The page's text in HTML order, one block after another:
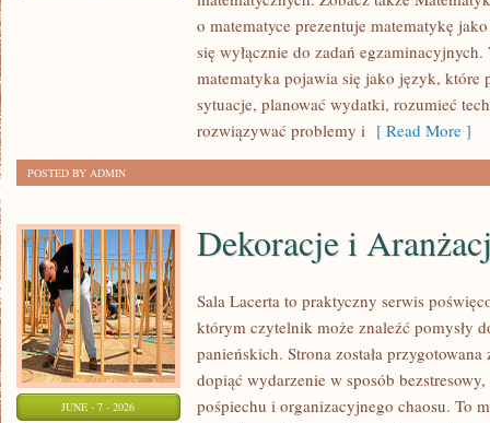
MATEMATYKA
o matematyce prezentuje matematykę
się wyłącznie do zadań
matematyka pojawia się jako język, które
sytuacje, planować wydatki, rozumieć
rozwiązywać problemy i [ Read More ]
POSTED BY ADMIN
JUNE - 7 - 2026
Dekoracje i
Sala Lacerta to praktyczny serwis
którym czytelnik może znaleźć pomysły
panieńskich. Strona została
dopiąć wydarzenie w sposób
pośpiechu i organizacyjnego chaosu. To